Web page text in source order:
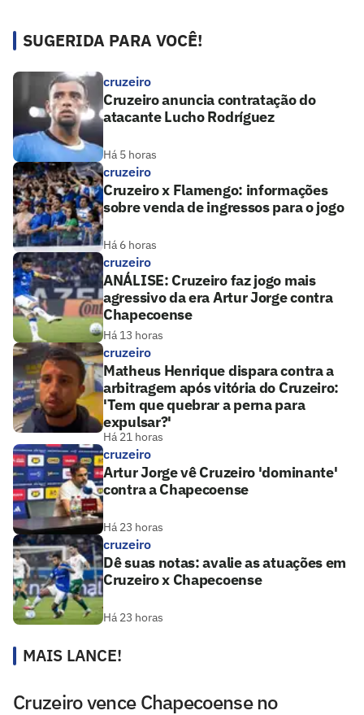
SUGERIDA PARA VOCÊ!
cruzeiro
Cruzeiro anuncia contratação do
atacante Lucho Rodríguez
Há 5 horas
cruzeiro
Cruzeiro x Flamengo: informações
sobre venda de ingressos para o jogo
Há 6 horas
cruzeiro
ANÁLISE: Cruzeiro faz jogo mais
agressivo da era Artur Jorge contra
Chapecoense
Há 13 horas
cruzeiro
Matheus Henrique dispara contra a
arbitragem após vitória do Cruzeiro:
'Tem que quebrar a perna para
expulsar?'
Há 21 horas
cruzeiro
Artur Jorge vê Cruzeiro 'dominante'
contra a Chapecoense
Há 23 horas
cruzeiro
Dê suas notas: avalie as atuações em
Cruzeiro x Chapecoense
Há 23 horas
MAIS LANCE!
Cruzeiro vence Chapecoense no